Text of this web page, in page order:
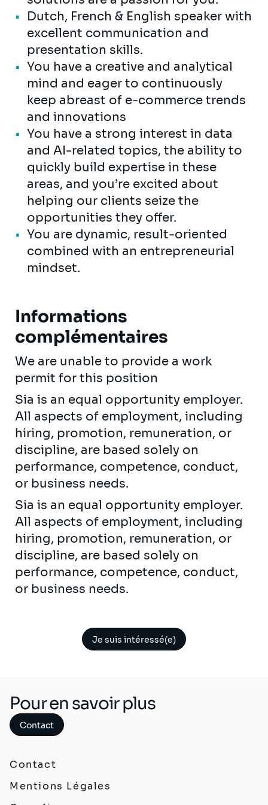
Dutch, French & English speaker with
excellent communication and
presentation skills.
You have a creative and analytical
mind and eager to continuously
keep abreast of e-commerce trends
and innovations
You have a strong interest in data
and AI-related topics, the ability to
quickly build expertise in these
areas, and you’re excited about
helping our clients seize the
opportunities they offer.
You are dynamic, result-oriented
combined with an entrepreneurial
mindset.
Informations
complémentaires
We are unable to provide a work
permit for this position
Sia is an equal opportunity employer.
All aspects of employment, including
hiring, promotion, remuneration, or
discipline, are based solely on
performance, competence, conduct,
or business needs.
Sia is an equal opportunity employer.
All aspects of employment, including
hiring, promotion, remuneration, or
discipline, are based solely on
performance, competence, conduct,
or business needs.
Je suis intéressé(e)
Pour en savoir plus
Contact
Contact
Mentions Légales